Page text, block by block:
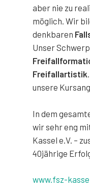
aber nie zu
möglich. Wir
denkbaren
Unser
Freifallartistik.
unsere
In dem
wir sehr eng
Kassel e.V. –
40jährige
www.fsz-